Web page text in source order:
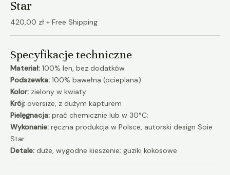
Star
420,00 zł + Free Shipping
Specyfikacje techniczne
Materiał: 100% len, bez dodatków
Podszewka: 100% bawełna (ocieplana)
Kolor: zielony w kwiaty
Krój: oversize, z dużym kapturem
Pielęgnacja: prać chemicznie lub w 30°C;
Wykonanie: ręczna produkcja w Polsce, autorski design Soie
Star
Detale: duże, wygodne kieszenie; guziki kokosowe